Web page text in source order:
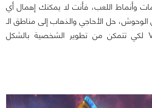
وأنماط اللعب، فأنت لا يمكنك إهمال أي
حل الأحاجي والذهاب إلى مناطق الـ
Vault of Tartaros لكي تتمكن من تطوير الشخصية بالشكل